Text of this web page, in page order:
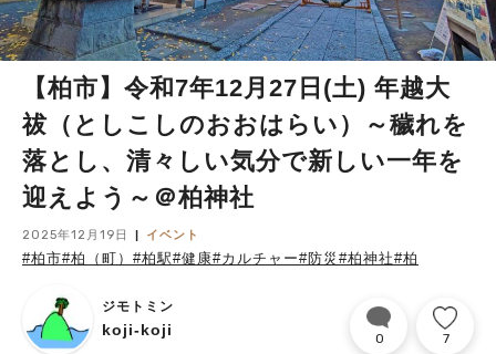
【柏市】令和7年12月27日(土) 年越大
祓（としこしのおおはらい）～穢れを
落とし、清々しい気分で新しい一年を
迎えよう～＠柏神社
2025年12月19日 イベント
#柏市#柏（町） #柏駅#健康#カルチャー#防災 #柏神社#柏
ジモトミン
koji-koji 0 7